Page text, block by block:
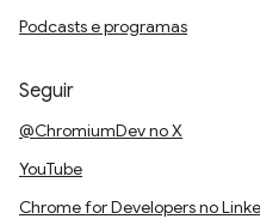
Podcasts e programas
Seguir
@ChromiumDev no X
YouTube
Chrome for Developers no